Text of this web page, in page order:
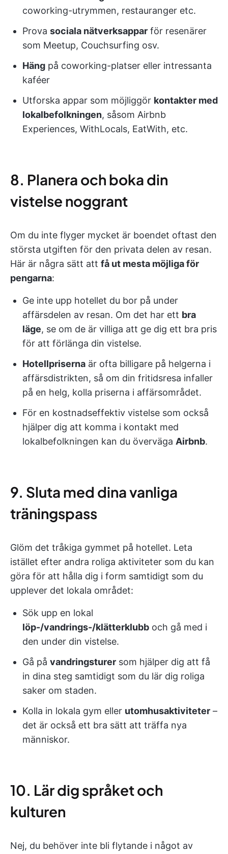
coworking-utrymmen, restauranger etc.
Prova sociala nätverksappar för resenärer
som Meetup, Couchsurfing osv.
Häng på coworking-platser eller intressanta
kaféer
Utforska appar som möjliggör kontakter med
lokalbefolkningen, såsom Airbnb
Experiences, WithLocals, EatWith, etc.
8. Planera och boka din
vistelse noggrant
Om du inte flyger mycket är boendet oftast den
största utgiften för den privata delen av resan.
Här är några sätt att få ut mesta möjliga för
pengarna:
Ge inte upp hotellet du bor på under
affärsdelen av resan. Om det har ett bra
läge, se om de är villiga att ge dig ett bra pris
för att förlänga din vistelse.
Hotellpriserna är ofta billigare på helgerna i
affärsdistrikten, så om din fritidsresa infaller
på en helg, kolla priserna i affärsområdet.
För en kostnadseffektiv vistelse som också
hjälper dig att komma i kontakt med
lokalbefolkningen kan du överväga Airbnb.
9. Sluta med dina vanliga
träningspass
Glöm det tråkiga gymmet på hotellet. Leta
istället efter andra roliga aktiviteter som du kan
göra för att hålla dig i form samtidigt som du
upplever det lokala området:
Sök upp en lokal
löp-/vandrings-/klätterklubb och gå med i
den under din vistelse.
Gå på vandringsturer som hjälper dig att få
in dina steg samtidigt som du lär dig roliga
saker om staden.
Kolla in lokala gym eller utomhusaktiviteter –
det är också ett bra sätt att träffa nya
människor.
10. Lär dig språket och
kulturen
Nej, du behöver inte bli flytande i något av